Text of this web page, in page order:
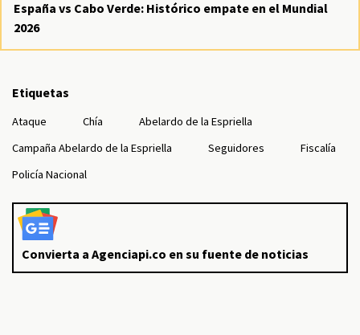
España vs Cabo Verde: Histórico empate en el Mundial
2026
Etiquetas
Ataque Chía
Abelardo de la Espriella
Campaña Abelardo de la Espriella
Seguidores
Fiscalía
Policía Nacional
Convierta a Agenciapi.co en su fuente de noticias